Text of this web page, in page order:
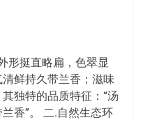
形挺直略扁，色翠显
鲜持久带兰香；滋味
独特的品质特征：“汤
香”。 二.自然生态环